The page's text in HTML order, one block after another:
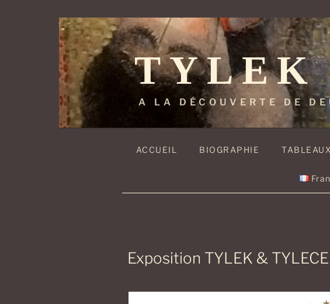
Aller
au
contenu
principal
A LA DÉCOUVERTE DE
ACCUEIL BIOGRAPHIE
Exposition TYLEK &